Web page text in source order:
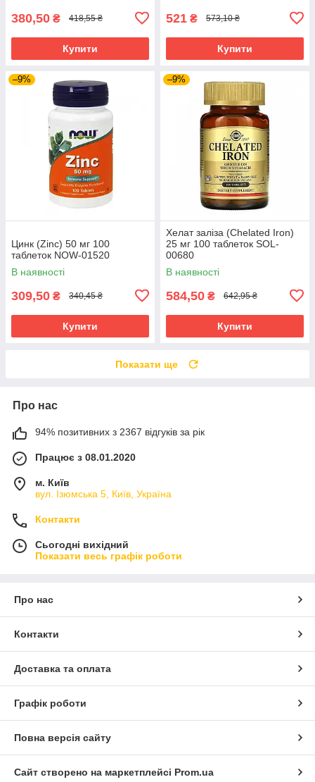
380,50 ₴ 418,55 ₴
Купити
521 ₴ 573,10 ₴
Купити
–9%
Цинк (Zinc) 50 мг 100
таблеток NOW-01520
В наявності
309,50 ₴ 340,45 ₴
Купити
–9%
Хелат заліза (Chelated Iron)
25 мг 100 таблеток SOL-
00680
В наявності
584,50 ₴ 642,95 ₴
Купити
Показати ще
Про нас
94% позитивних з 2367 відгуків за рік
Працює з 08.01.2020
м. Київ
вул. Ізюмська 5, Київ, Україна
Контакти
Сьогодні вихідний
Показати весь графік роботи
Про нас
Контакти
Доставка та оплата
Графік роботи
Повна версія сайту
Сайт створено на маркетплейсі Prom.ua